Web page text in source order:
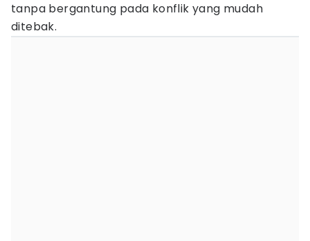
tanpa bergantung pada konflik yang mudah
ditebak.